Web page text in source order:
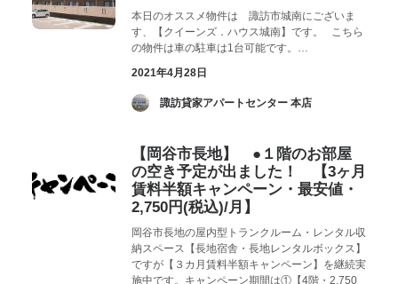
本日のオススメ物件は 諏訪市城南にございま
す、【クイーンズ．ハウス城南】です。 こちら
の物件は車の駐車は1台可能です。…
2021年4月28日
­ 諏訪貸家アパートセンター 本店
【岡谷市長地】 ●１階のお部屋
の空き予定が出ました！ 【3ヶ月
賃料半額キャンペーン・最安値・
2,750円(税込)/月】
岡谷市長地の屋内型トランクルーム・レンタル収
納スペース【長地宿舎・長地レンタルボックス】
ですが【３カ月賃料半額キャンペーン】を継続実
施中です。キャンペーン期間は①【4階・2,750